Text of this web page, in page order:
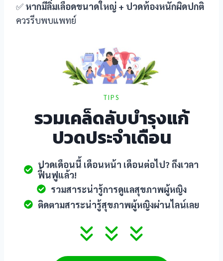
✅ หากมีลิ่มเลือดขนาดใหญ่ + ปวดท้องหนักผิดปกติ
ควรรีบพบแพทย์
TIPS
รวมเคล็ดลับบำรุงแก้
ปวดประจำเดือน
ปวดเดือนนี้ เดือนหน้า เดือนต่อไป? ถึงเวลา
ฟื้นฟูแล้ว!
รวมสาระน่ารู้การดูแลสุขภาพผู้หญิง
ติดตามสาระน่ารู้สุขภาพผู้หญิงผ่านไลน์เลย